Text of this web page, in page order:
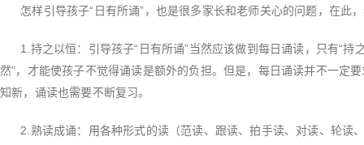
怎样引导孩子“ 日有所诵” ，也是很多家长和老师关心的问题，在此
1. 持之以恒：引导孩子“ 日有所诵” 当然应该做到每日诵读，只有“持
然”，才能使孩子不觉得诵读是额外的负担。但是，每日诵读并不一定
知新，诵读也需要不断复习。
2. 熟读成诵：用各种形式的读（范读、跟读、拍手读、对读、轮读